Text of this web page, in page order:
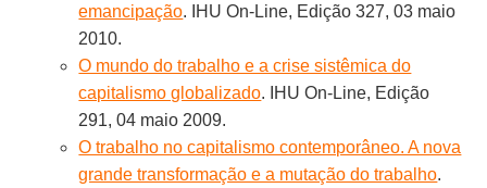
emancipação. IHU On-Line, Edição 327, 03 maio
2010.
O mundo do trabalho e a crise sistêmica do
capitalismo globalizado. IHU On-Line, Edição
291, 04 maio 2009.
O trabalho no capitalismo contemporâneo. A nova
grande transformação e a mutação do trabalho.